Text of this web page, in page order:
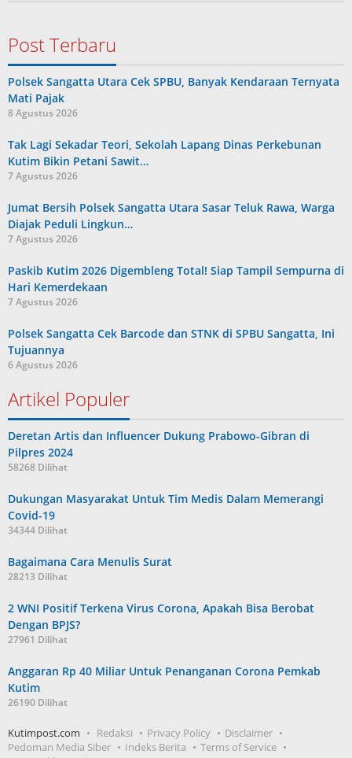
Post Terbaru
Polsek Sangatta Utara Cek SPBU, Banyak Kendaraan Ternyata
Mati Pajak
8 Agustus 2026
Tak Lagi Sekadar Teori, Sekolah Lapang Dinas Perkebunan
Kutim Bikin Petani Sawit…
7 Agustus 2026
Jumat Bersih Polsek Sangatta Utara Sasar Teluk Rawa, Warga
Diajak Peduli Lingkun…
7 Agustus 2026
Paskib Kutim 2026 Digembleng Total! Siap Tampil Sempurna di
Hari Kemerdekaan
7 Agustus 2026
Polsek Sangatta Cek Barcode dan STNK di SPBU Sangatta, Ini
Tujuannya
6 Agustus 2026
Artikel Populer
Deretan Artis dan Influencer Dukung Prabowo-Gibran di
Pilpres 2024
58268 Dilihat
Dukungan Masyarakat Untuk Tim Medis Dalam Memerangi
Covid-19
34344 Dilihat
Bagaimana Cara Menulis Surat
28213 Dilihat
2 WNI Positif Terkena Virus Corona, Apakah Bisa Berobat
Dengan BPJS?
27961 Dilihat
Anggaran Rp 40 Miliar Untuk Penanganan Corona Pemkab
Kutim
26190 Dilihat
Kutimpost.com Redaksi Privacy Policy
Disclaimer
Pedoman Media Siber
Indeks Berita
Terms of Service